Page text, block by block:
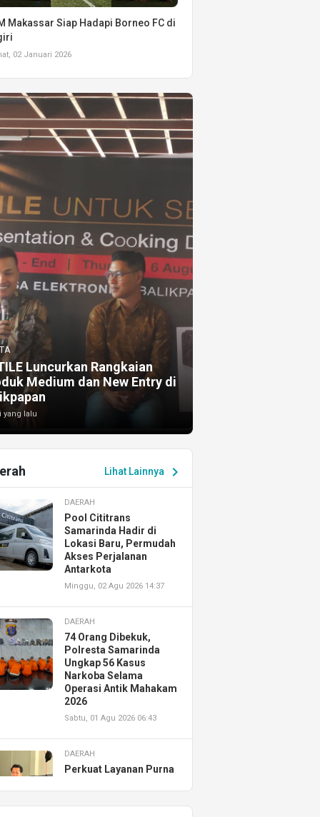
Makassar Siap Hadapi Borneo FC di
02 Januari 2026
Luncurkan Rangkaian
Medium dan New Entry di
yang lalu
Lihat Lainnya chevron_right
DAERAH
Pool Cititrans
Samarinda Hadir di
Lokasi Baru, Permudah
Akses Perjalanan
Antarkota
Minggu, 02 Agu 2026 14:37
DAERAH
74 Orang Dibekuk,
Polresta Samarinda
Ungkap 56 Kasus
Narkoba Selama
Operasi Antik Mahakam
2026
Sabtu, 01 Agu 2026 06:43
DAERAH
Perkuat Layanan Purna
Resmikan AHASS